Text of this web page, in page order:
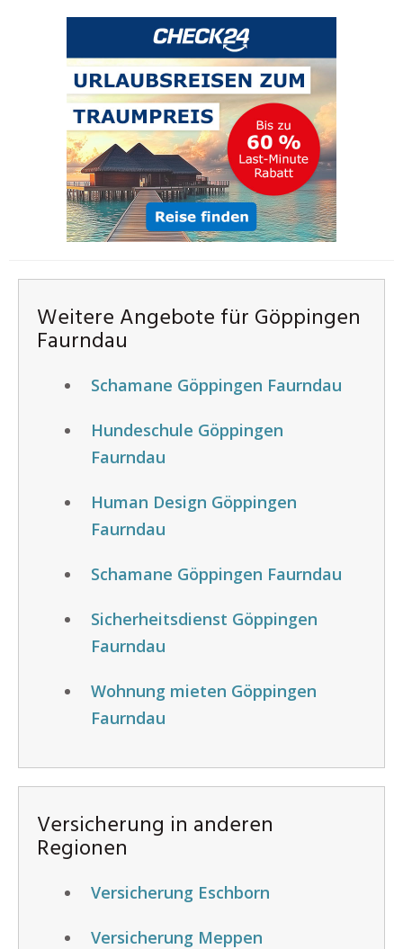
Weitere Angebote für Göppingen
Faurndau
Schamane Göppingen Faurndau
Hundeschule Göppingen
Faurndau
Human Design Göppingen
Faurndau
Schamane Göppingen Faurndau
Sicherheitsdienst Göppingen
Faurndau
Wohnung mieten Göppingen
Faurndau
Versicherung in anderen
Regionen
Versicherung Eschborn
Versicherung Meppen